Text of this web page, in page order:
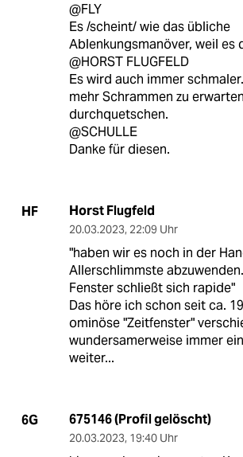
@FLY
Es /scheint/ wie das übliche
Ablenkungsmanöver, weil es
@HORST FLUGFELD
Es wird auch immer
mehr Schrammen zu
durchquetschen.
@SCHULLE
Danke für diesen.
HF Horst Flugfeld
20.03.2023, 22:09 Uhr
"haben wir es noch in der
Allerschlimmste
Fenster schließt sich rapide"
Das höre ich schon seit ca.
ominöse "Zeitfenster"
wundersamerweise immer
weiter...
6G 675146 (Profil gelöscht)
20.03.2023, 19:40 Uhr